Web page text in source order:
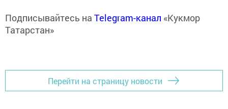
Подписывайтесь на Telegram-канал «Кукмор
Татарстан»
Перейти на страницу новости